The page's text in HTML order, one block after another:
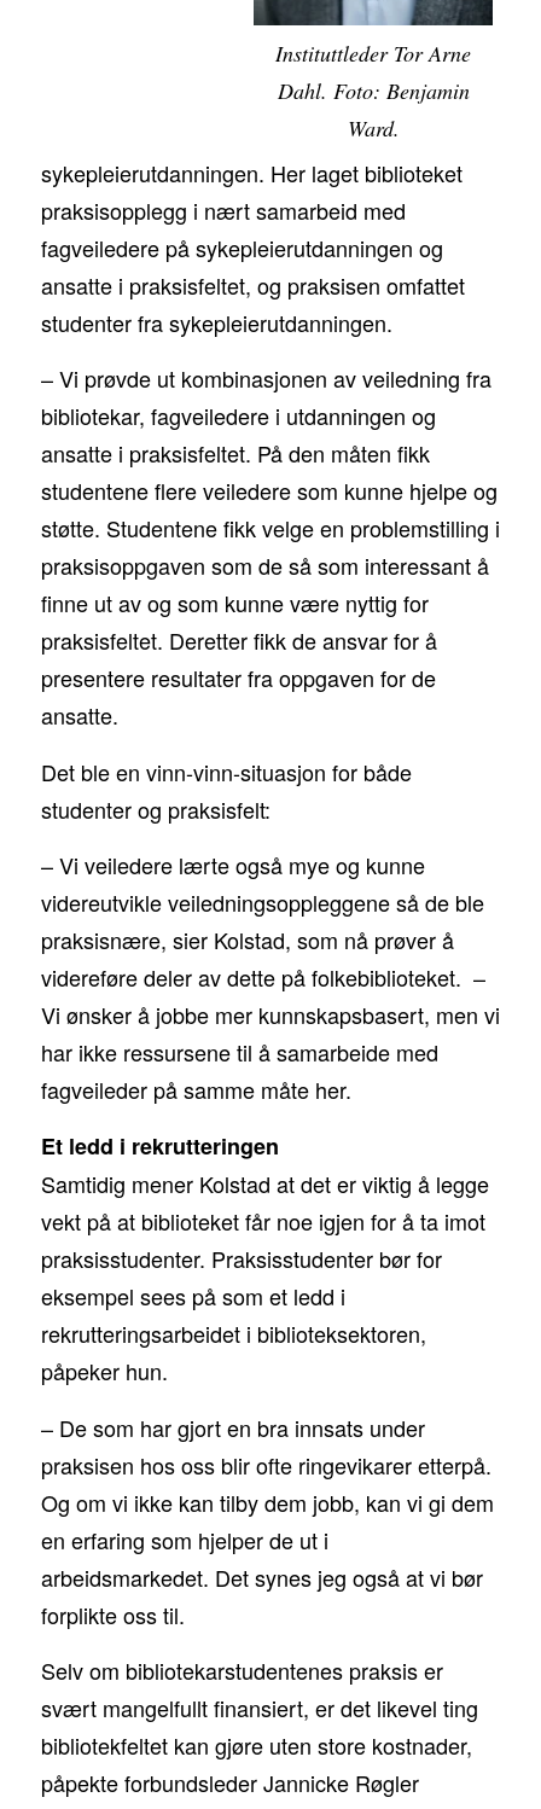
Instituttleder Tor Arne
Dahl. Foto: Benjamin
Ward.
sykepleierutdanningen. Her laget biblioteket
praksisopplegg i nært samarbeid med
fagveiledere på sykepleierutdanningen og
ansatte i praksisfeltet, og praksisen omfattet
studenter fra sykepleierutdanningen.
– Vi prøvde ut kombinasjonen av veiledning fra
bibliotekar, fagveiledere i utdanningen og
ansatte i praksisfeltet. På den måten fikk
studentene flere veiledere som kunne hjelpe og
støtte. Studentene fikk velge en problemstilling i
praksisoppgaven som de så som interessant å
finne ut av og som kunne være nyttig for
praksisfeltet. Deretter fikk de ansvar for å
presentere resultater fra oppgaven for de
ansatte.
Det ble en vinn-vinn-situasjon for både
studenter og praksisfelt:
– Vi veiledere lærte også mye og kunne
videreutvikle veiledningsoppleggene så de ble
praksisnære, sier Kolstad, som nå prøver å
videreføre deler av dette på folkebiblioteket. –
Vi ønsker å jobbe mer kunnskapsbasert, men vi
har ikke ressursene til å samarbeide med
fagveileder på samme måte her.
Et ledd i rekrutteringen
Samtidig mener Kolstad at det er viktig å legge
vekt på at biblioteket får noe igjen for å ta imot
praksisstudenter. Praksisstudenter bør for
eksempel sees på som et ledd i
rekrutteringsarbeidet i biblioteksektoren,
påpeker hun.
– De som har gjort en bra innsats under
praksisen hos oss blir ofte ringevikarer etterpå.
Og om vi ikke kan tilby dem jobb, kan vi gi dem
en erfaring som hjelper de ut i
arbeidsmarkedet. Det synes jeg også at vi bør
forplikte oss til.
Selv om bibliotekarstudentenes praksis er
svært mangelfullt finansiert, er det likevel ting
bibliotekfeltet kan gjøre uten store kostnader,
påpekte forbundsleder Jannicke Røgler